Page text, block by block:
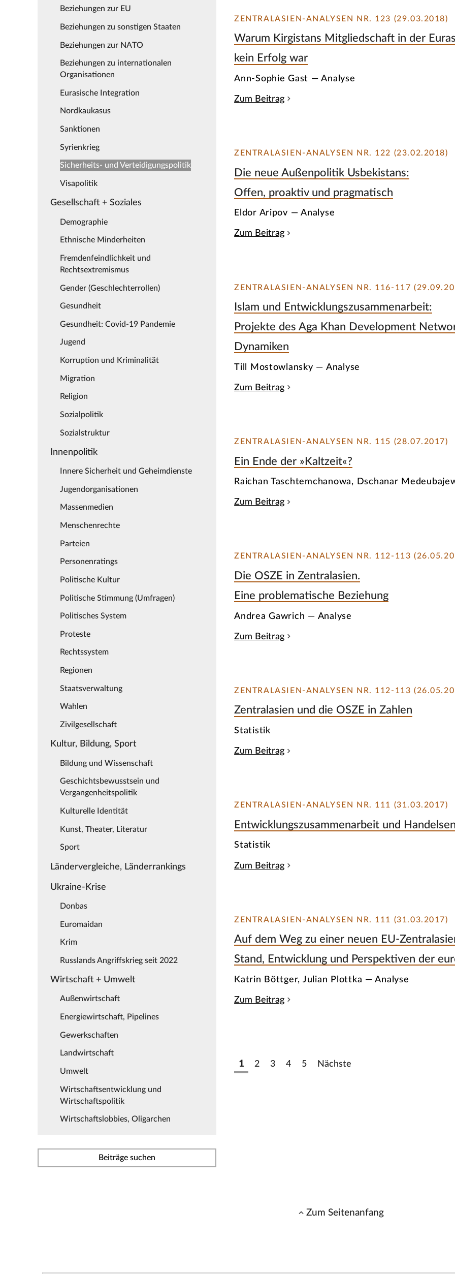
Beziehungen zur EU
Beziehungen zu sonstigen Staaten
Beziehungen zur NATO
Beziehungen zu internationalen
Organisationen
Eurasische Integration
Nordkaukasus
Sanktionen
Syrienkrieg
Sicherheits- und Verteidigungspolitik
Visapolitik
Gesellschaft + Soziales
Demographie
Ethnische Minderheiten
Fremdenfeindlichkeit und
Rechtsextremismus
Gender (Geschlechterrollen)
Gesundheit
Gesundheit: Covid-19 Pandemie
Jugend
Korruption und Kriminalität
Migration
Religion
Sozialpolitik
Sozialstruktur
Innenpolitik
Innere Sicherheit und Geheimdienste
Jugendorganisationen
Massenmedien
Menschenrechte
Parteien
Personenratings
Politische Kultur
Politische Stimmung (Umfragen)
Politisches System
Proteste
Rechtssystem
Regionen
Staatsverwaltung
Wahlen
Zivilgesellschaft
Kultur, Bildung, Sport
Bildung und Wissenschaft
Geschichtsbewusstsein und
Vergangenheitspolitik
Kulturelle Identität
Kunst, Theater, Literatur
Sport
Ländervergleiche, Länderrankings
Ukraine-Krise
Donbas
Euromaidan
Krim
Russlands Angriffskrieg seit 2022
Wirtschaft + Umwelt
Außenwirtschaft
Energiewirtschaft, Pipelines
Gewerkschaften
Landwirtschaft
Umwelt
Wirtschaftsentwicklung und
Wirtschaftspolitik
Wirtschaftslobbies, Oligarchen
Beiträge suchen
ZENTRALASIEN-ANALYSEN NR. 123 (29.03.2018)
Warum Kirgistans Mitgliedschaft in der
kein Erfolg war
Ann-Sophie Gast — Analyse
Zum Beitrag
ZENTRALASIEN-ANALYSEN NR. 122 (23.02.2018)
Die neue Außenpolitik Usbekistans:
Offen, proaktiv und pragmatisch
Eldor Aripov — Analyse
Zum Beitrag
ZENTRALASIEN-ANALYSEN NR. 116-117
Islam und Entwicklungszusammenarbeit:
Projekte des Aga Khan Development
Dynamiken
Till Mostowlansky — Analyse
Zum Beitrag
ZENTRALASIEN-ANALYSEN NR. 115 (28.07.2017)
Ein Ende der »Kaltzeit«?
Raichan Taschtemchanowa, Dschanar
Zum Beitrag
ZENTRALASIEN-ANALYSEN NR. 112-113
Die OSZE in Zentralasien.
Eine problematische Beziehung
Andrea Gawrich — Analyse
Zum Beitrag
ZENTRALASIEN-ANALYSEN NR. 112-113
Zentralasien und die OSZE in Zahlen
Statistik
Zum Beitrag
ZENTRALASIEN-ANALYSEN NR. 111 (31.03.2017)
Entwicklungszusammenarbeit und
Statistik
Zum Beitrag
ZENTRALASIEN-ANALYSEN NR. 111 (31.03.2017)
Auf dem Weg zu einer neuen EU-
Stand, Entwicklung und Perspektiven der
Katrin Böttger, Julian Plottka — Analyse
Zum Beitrag
1 2 3 4 5 Nächste
Zum Seitenanfang